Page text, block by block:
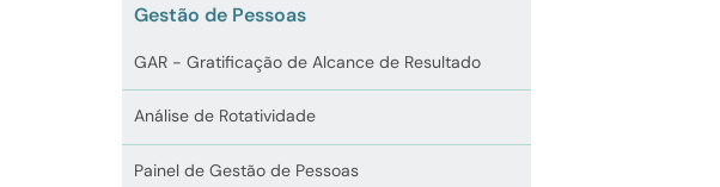
Gestão de Pessoas
GAR - Gratificação de Alcance de Resultado
Análise de Rotatividade
Painel de Gestão de Pessoas